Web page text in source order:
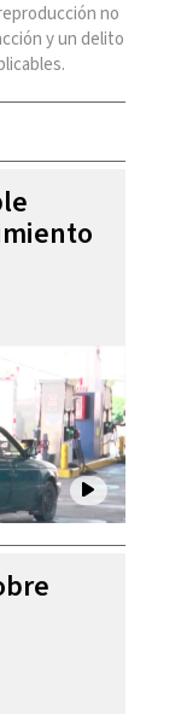
no
y un delito